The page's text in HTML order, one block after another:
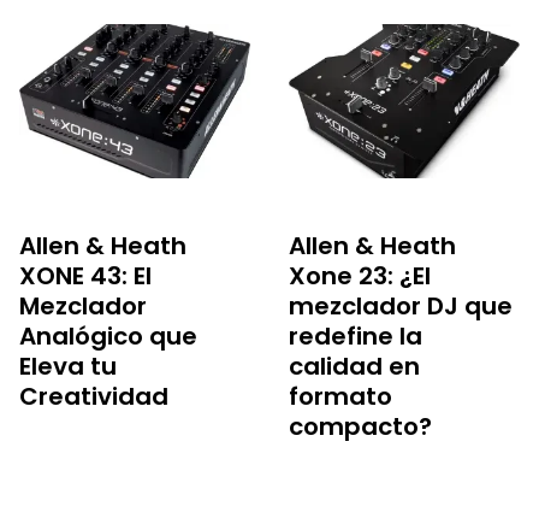
Allen & Heath
XONE 43: El
Mezclador
Analógico que
Eleva tu
Creatividad
Allen & Heath
Xone 23: ¿El
mezclador DJ que
redefine la
calidad en
formato
compacto?